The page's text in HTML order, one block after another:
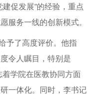
促发展”的经验，重点
服务一线的创新模式。
予了高度评价。他指
令人瞩目，特别是
学院在医教协同方面
一体化。同时，李书记